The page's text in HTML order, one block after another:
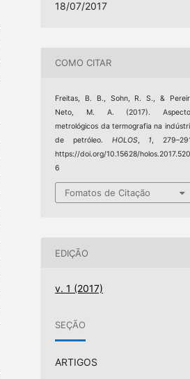
18/07/2017
COMO CITAR
Freitas, B. B., Sohn, R. S., &
Neto, M. A. (2017).
metrológicos da termografia na
de petróleo. HOLOS, 1 ,
https://doi.org/10.15628/holos.2017.520
6
Fomatos de Citação
EDIÇÃO
v. 1 (2017)
SEÇÃO
ARTIGOS